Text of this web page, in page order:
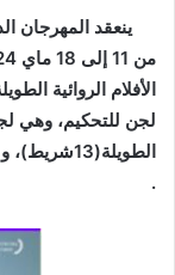
الأفلام الروائية
لجن للتحكيم، وهي
.